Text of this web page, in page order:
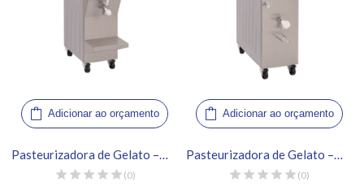
Adicionar ao orçamento
Pasteurizadora de Gelato – Frigomat, Chef 12 LCD
(0)
Adicionar ao orçamento
Pasteurizadora de Gelato – Frigomat, PEB 60
(0)